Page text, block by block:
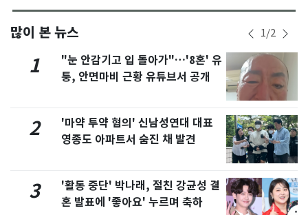
많이 본 뉴스 1/2
1
"눈 안감기고 입 돌아가"…'8혼' 유
퉁, 안면마비 근황 유튜브서 공개
2
'마약 투약 혐의' 신남성연대 대표
영종도 아파트서 숨진 채 발견
3
'활동 중단' 박나래, 절친 강균성 결
혼 발표에 '좋아요' 누르며 축하